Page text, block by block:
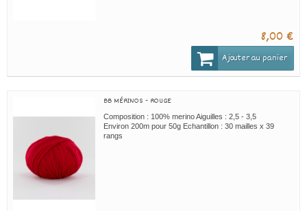
8,00 €
Ajouter au panier
BB MÉRINOS - ROUGE
Composition : 100% merino Aiguilles : 2,5 - 3,5
Environ 200m pour 50g Echantillon : 30 mailles x 39
rangs